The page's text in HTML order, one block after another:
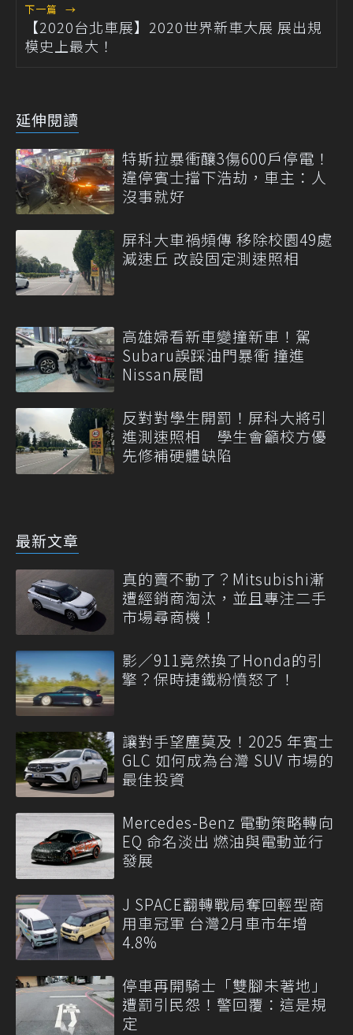
下一篇 →
【2020台北車展】2020世界新車大展 展出規
模史上最大！
延伸閱讀
特斯拉暴衝釀3傷600戶停電！
違停賓士擋下浩劫，車主：人
沒事就好
屏科大車禍頻傳 移除校園49處
減速丘 改設固定測速照相
高雄婦看新車變撞新車！駕
Subaru誤踩油門暴衝 撞進
Nissan展間
反對對學生開罰！屏科大將引
進測速照相 學生會籲校方優
先修補硬體缺陷
最新文章
真的賣不動了？Mitsubishi漸
遭經銷商淘汰，並且專注二手
市場尋商機！
影／911竟然換了Honda的引
擎？保時捷鐵粉憤怒了！
讓對手望塵莫及！2025 年賓士
GLC 如何成為台灣 SUV 市場的
最佳投資
Mercedes-Benz 電動策略轉向
EQ 命名淡出 燃油與電動並行
發展
J SPACE翻轉戰局奪回輕型商
用車冠軍 台灣2月車市年增
4.8%
停車再開騎士「雙腳未著地」
遭罰引民怨！警回覆：這是規
定